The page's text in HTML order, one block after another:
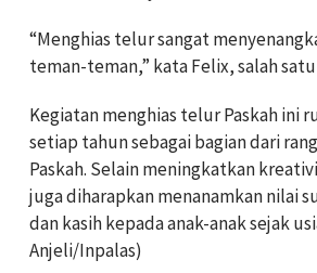
“Menghias telur sangat
teman-teman,” kata Felix, salah
Kegiatan menghias telur Paskah ini
setiap tahun sebagai bagian dari
Paskah. Selain meningkatkan
juga diharapkan menanamkan nilai
dan kasih kepada anak-anak sejak
Anjeli/Inpalas)